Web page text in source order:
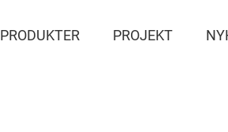
PRODUKTER PROJEKT